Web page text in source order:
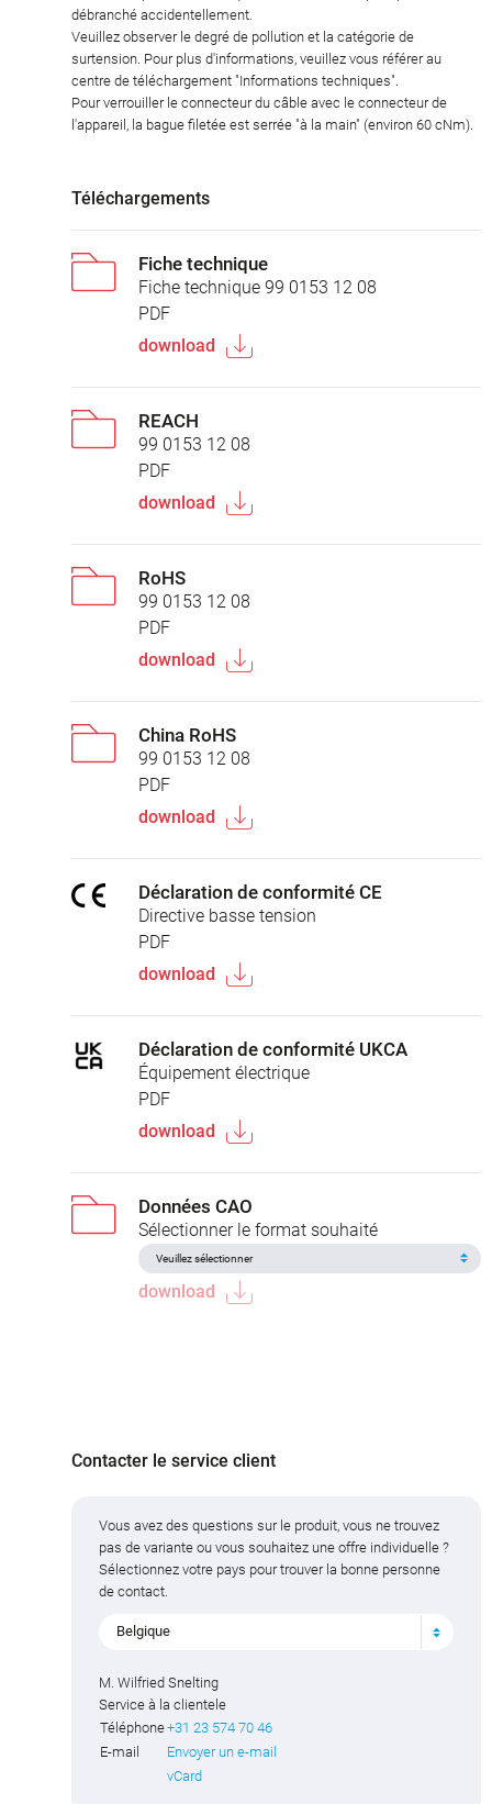
débranché accidentellement.
Veuillez observer le degré de pollution et la catégorie de
surtension. Pour plus d'informations, veuillez vous référer au
centre de téléchargement "Informations techniques".
Pour verrouiller le connecteur du câble avec le connecteur de
l'appareil, la bague filetée est serrée "à la main" (environ 60 cNm).
Téléchargements
Fiche technique
Fiche technique 99 0153 12 08
PDF
download
REACH
99 0153 12 08
PDF
download
RoHS
99 0153 12 08
PDF
download
China RoHS
99 0153 12 08
PDF
download
Déclaration de conformité CE
Directive basse tension
PDF
download
Déclaration de conformité UKCA
Équipement électrique
PDF
download
Données CAO
Sélectionner le format souhaité
download
Contacter le service client
Vous avez des questions sur le produit, vous ne trouvez
pas de variante ou vous souhaitez une offre individuelle ?
Sélectionnez votre pays pour trouver la bonne personne
de contact.
Belgique
M. Wilfried Snelting
Service à la clientele
Téléphone+31 23 574 70 46
E-mail
Envoyer un e-mail
vCard